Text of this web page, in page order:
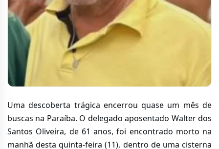
Uma descoberta trágica encerrou quase um mês de
buscas na Paraíba. O delegado aposentado Walter dos
Santos Oliveira, de 61 anos, foi encontrado morto na
manhã desta quinta-feira (11), dentro de uma cisterna